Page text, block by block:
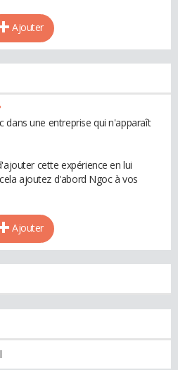
Ajouter
dans une entreprise qui n'apparaît
cette expérience en lui
ajoutez d'abord Ngoc à vos
Ajouter